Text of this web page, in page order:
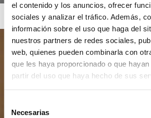
el contenido y los anuncios, ofrecer
sociales y analizar el tráfico. Además,
información sobre el uso que haga del
nuestros partners de redes sociales,
web, quienes pueden combinarla con
que les haya proporcionado o que
partir del uso que haya hecho de sus
Necesarias